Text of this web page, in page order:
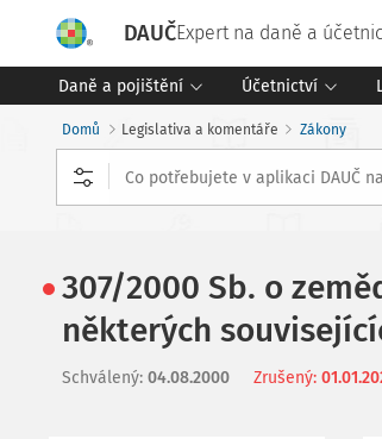
DAUČExpert na daně a
Daně a pojištění Účetnictví
Domů Legislativa a komentáře Zákony
307/2000 Sb. o
některých
Schválený: 04.08.2000 Zrušený: